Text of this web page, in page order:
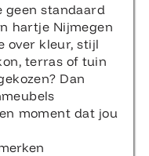
geen standaard
hartje Nijmegen
over kleur, stijl
terras of tuin
Dan
moment dat jou